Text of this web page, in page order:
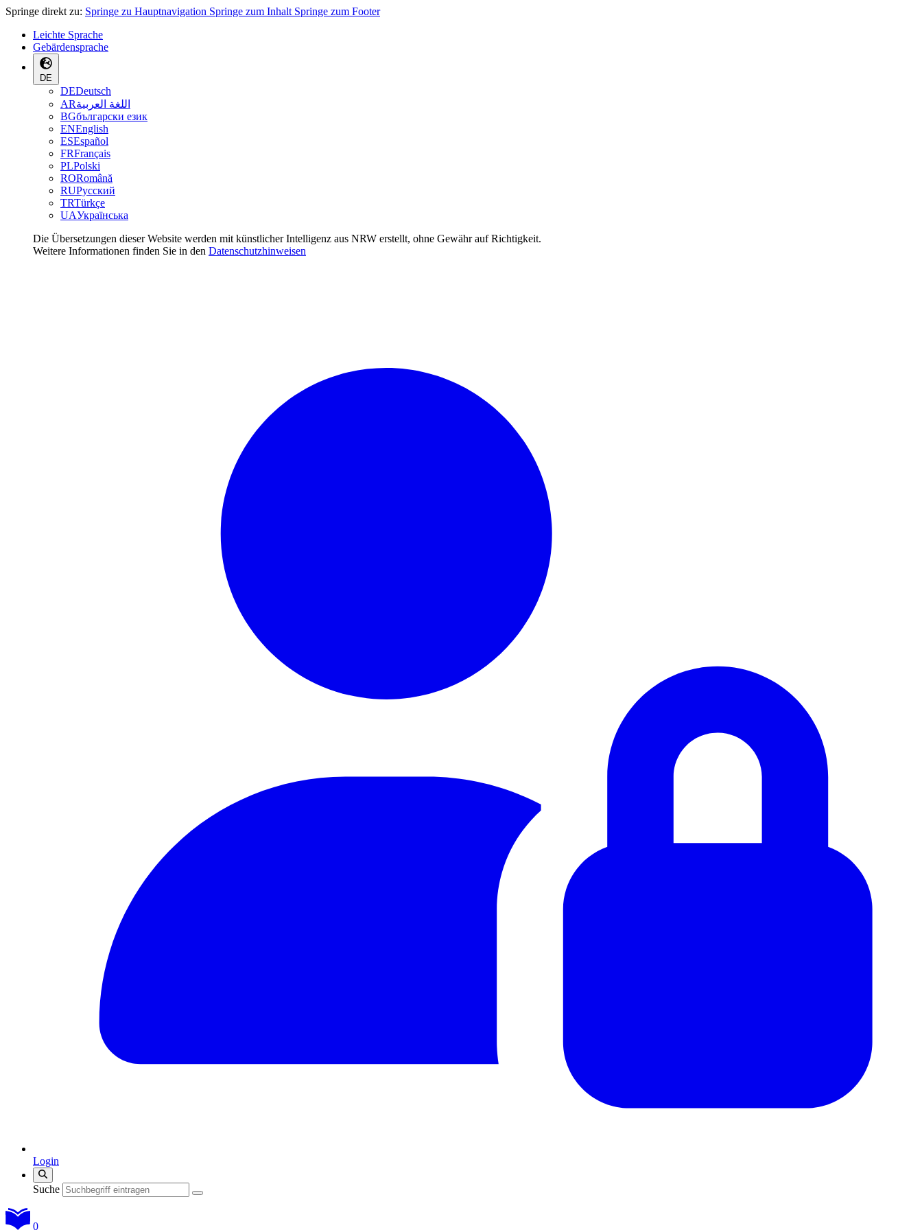
Springe direkt zu: Springe zu Hauptnavigation Springe zum Inhalt Springe zum Footer
Leichte Sprache
Gebärdensprache
DE
DEDeutsch
ARاللغة العربية
BGбългарски език
ENEnglish
ESEspañol
FRFrançais
PLPolski
RORomână
RUРусский
TRTürkçe
UAУкраїнська
Die Übersetzungen dieser Website werden mit künstlicher Intelligenz aus NRW erstellt, ohne Gewähr auf Richtigkeit.
Weitere Informationen finden Sie in den Datenschutzhinweisen
Login
Suche
0